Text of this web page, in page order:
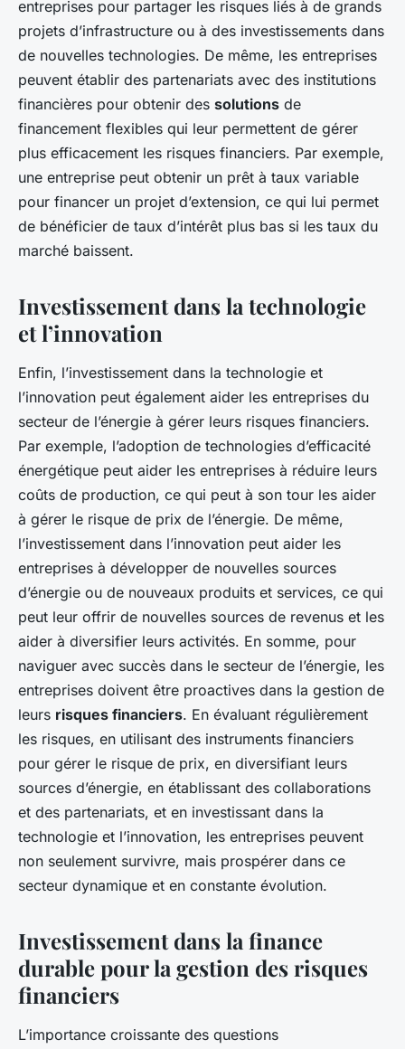
entreprises pour partager les risques liés à de grands
projets d’infrastructure ou à des investissements dans
de nouvelles technologies. De même, les entreprises
peuvent établir des partenariats avec des institutions
financières pour obtenir des solutions de
financement flexibles qui leur permettent de gérer
plus efficacement les risques financiers. Par exemple,
une entreprise peut obtenir un prêt à taux variable
pour financer un projet d’extension, ce qui lui permet
de bénéficier de taux d’intérêt plus bas si les taux du
marché baissent.
Investissement dans la technologie
et l’innovation
Enfin, l’investissement dans la technologie et
l’innovation peut également aider les entreprises du
secteur de l’énergie à gérer leurs risques financiers.
Par exemple, l’adoption de technologies d’efficacité
énergétique peut aider les entreprises à réduire leurs
coûts de production, ce qui peut à son tour les aider
à gérer le risque de prix de l’énergie. De même,
l’investissement dans l’innovation peut aider les
entreprises à développer de nouvelles sources
d’énergie ou de nouveaux produits et services, ce qui
peut leur offrir de nouvelles sources de revenus et les
aider à diversifier leurs activités. En somme, pour
naviguer avec succès dans le secteur de l’énergie, les
entreprises doivent être proactives dans la gestion de
leurs risques financiers. En évaluant régulièrement
les risques, en utilisant des instruments financiers
pour gérer le risque de prix, en diversifiant leurs
sources d’énergie, en établissant des collaborations
et des partenariats, et en investissant dans la
technologie et l’innovation, les entreprises peuvent
non seulement survivre, mais prospérer dans ce
secteur dynamique et en constante évolution.
Investissement dans la finance
durable pour la gestion des risques
financiers
L’importance croissante des questions